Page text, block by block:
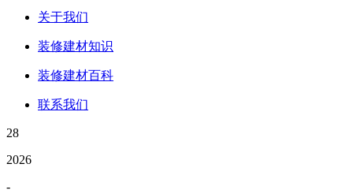
关于我们
装修建材知识
装修建材百科
联系我们
28
2026
-